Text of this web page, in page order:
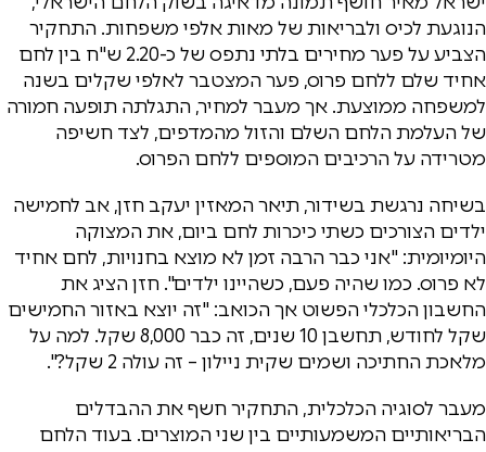
הנוגעת לכיס ולבריאות של מאות אלפי משפחות. התחקיר
הצביע על פער מחירים בלתי נתפס של כ-2.20 ש"ח בין לחם
אחיד שלם ללחם פרוס, פער המצטבר לאלפי שקלים בשנה
למשפחה ממוצעת. אך מעבר למחיר, התגלתה תופעה חמורה
של העלמת הלחם השלם והזול מהמדפים, לצד חשיפה
מטרידה על הרכיבים המוספים ללחם הפרוס.
בשיחה נרגשת בשידור, תיאר המאזין יעקב חזן, אב לחמישה
ילדים הצורכים כשתי כיכרות לחם ביום, את המצוקה
היומיומית: "אני כבר הרבה זמן לא מוצא בחנויות, לחם אחיד
לא פרוס. כמו שהיה פעם, כשהיינו ילדים". חזן הציג את
החשבון הכלכלי הפשוט אך הכואב: "זה יוצא באזור החמישים
שקל לחודש, תחשבן 10 שנים, זה כבר 8,000 שקל. למה על
מלאכת החתיכה ושמים שקית ניילון – זה עולה 2 שקל?".
מעבר לסוגיה הכלכלית, התחקיר חשף את ההבדלים
הבריאותיים המשמעותיים בין שני המוצרים. בעוד הלחם